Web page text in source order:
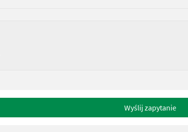
Wyślij zapytanie